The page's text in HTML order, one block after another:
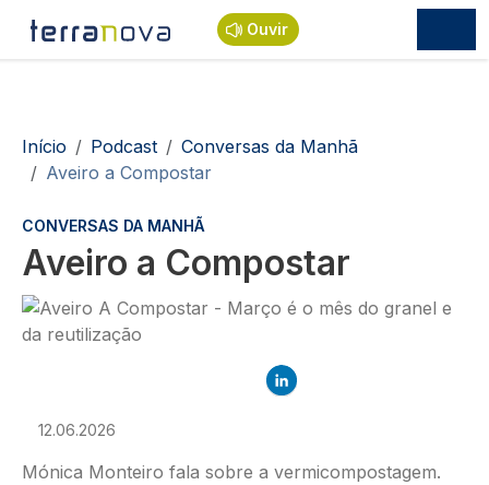
Passar para o conteúdo principal
Ouvir
Navegação estrutural
Início Podcast
Conversas da Manhã
Aveiro a Compostar
CONVERSAS DA MANHÃ
Aveiro a Compostar
Imagem
12.06.2026
Mónica Monteiro fala sobre a vermicompostagem.